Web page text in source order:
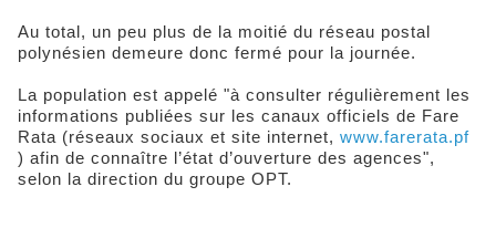
Au total, un peu plus de la moitié du réseau postal
polynésien demeure donc fermé pour la journée.
La population est appelé "à consulter régulièrement les
informations publiées sur les canaux officiels de Fare
Rata (réseaux sociaux et site internet, www.farerata.pf
) afin de connaître l’état d’ouverture des agences",
selon la direction du groupe OPT.